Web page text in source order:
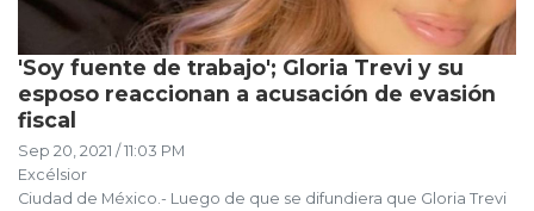
'Soy fuente de trabajo'; Gloria Trevi y su
esposo reaccionan a acusación de evasión
fiscal
Sep 20, 2021 / 11:03 PM
Excélsior
Ciudad de México.- Luego de que se difundiera que Gloria Trevi